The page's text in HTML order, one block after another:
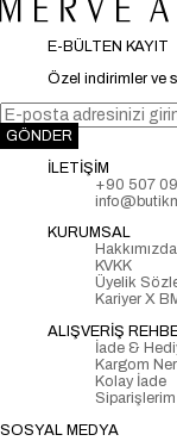
E-BÜLTEN KAYIT
Özel indirimler ve
GÖNDER
İLETİŞİM
+90 507
KURUMSAL
Hakkımızda
KVKK
Üyelik
Kariyer X
ALIŞVERİŞ
İade &
Kargom
Kolay İade
Siparişlerim
SOSYAL MEDYA